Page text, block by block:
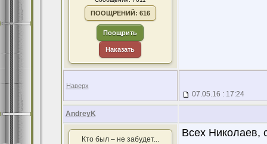
ПООЩРЕНИЙ: 616
Поощрить
Наказать
Наверх
07.05.16 : 17:24
AndreyK
Кто был – не забудет...
Всех Николаев,